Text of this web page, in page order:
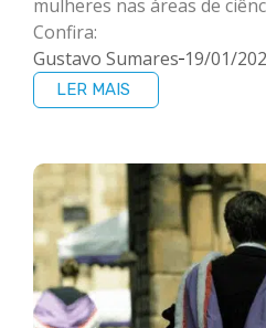
mulheres nas áreas de
Confira:
Gustavo Sumares 19/01/
LER MAIS